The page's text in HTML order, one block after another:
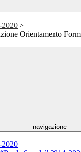
2020 >
Orientamento
navigazione
2020